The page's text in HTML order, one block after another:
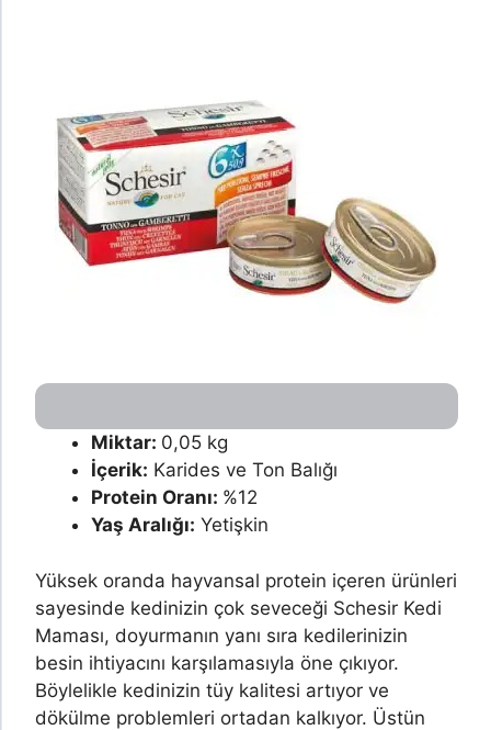
Miktar: 0,05 kg
İçerik: Karides ve Ton Balığı
Protein Oranı: %12
Yaş Aralığı: Yetişkin
Yüksek oranda hayvansal protein içeren ürünleri
sayesinde kedinizin çok seveceği Schesir Kedi
Maması, doyurmanın yanı sıra kedilerinizin
besin ihtiyacını karşılamasıyla öne çıkıyor.
Böylelikle kedinizin tüy kalitesi artıyor ve
dökülme problemleri ortadan kalkıyor. Üstün